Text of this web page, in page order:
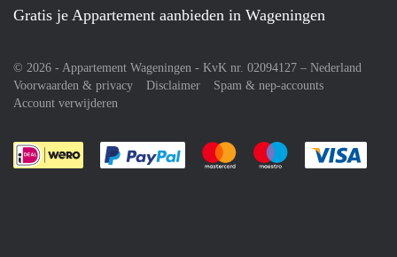
Gratis je Appartement aanbieden in Wageningen
© 2026 - Appartement Wageningen - KvK nr. 02094127 – Nederland
Voorwaarden & privacy
Disclaimer
Spam & nep-accounts
Account verwijderen
Je rekent gemakkelijk af met Paypal
Je rekent gemakkelijk af met
Je rekent